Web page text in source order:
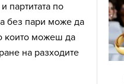
партитата по
без пари може да
които можеш да
на разходите